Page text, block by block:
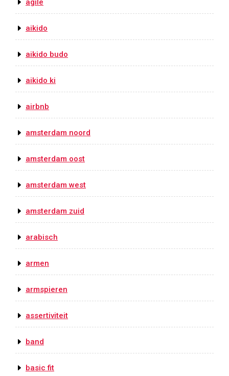
agile
aikido
aikido budo
aikido ki
airbnb
amsterdam noord
amsterdam oost
amsterdam west
amsterdam zuid
arabisch
armen
armspieren
assertiviteit
band
basic fit